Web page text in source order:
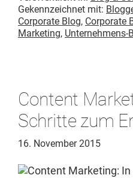
Gekennzeichnet mit:
Corporate Blog, Corporate
Marketing, Unternehmens-
Content
Schritte zum
16. November 2015